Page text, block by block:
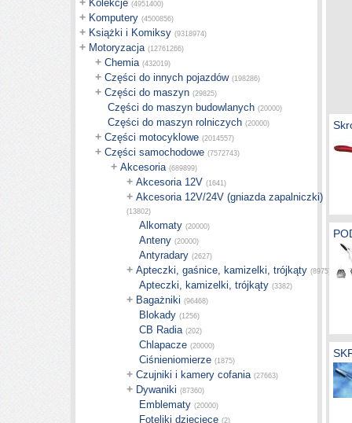
Kolekcje (4951400)
+ Komputery (4500856)
+ Książki i Komiksy (9318974)
+ Motoryzacja (12761266)
+ Chemia (432019)
+ Części do innych pojazdów (198286)
+ Części do maszyn (29825)
Części do maszyn budowlanych (20000)
Części do maszyn rolniczych (20000)
+ Części motocyklowe (2014557)
+ Części samochodowe (7572743)
+ Akcesoria (689899)
+ Akcesoria 12V (1641)
+ Akcesoria 12V/24V (gniazda zapalniczki)
(13802)
Alkomaty (20000)
Anteny (20000)
Antyradary (2627)
+ Apteczki, gaśnice, kamizelki, trójkąty (8975)
Apteczki, kamizelki, trójkąty (3382)
+ Bagażniki (96468)
Blokady (1256)
CB Radia (202)
Chlapacze (20000)
Ciśnieniomierze (1875)
+ Czujniki i kamery cofania (27663)
+ Dywaniki (87360)
Emblematy (20000)
Foteliki dziecięce (2)